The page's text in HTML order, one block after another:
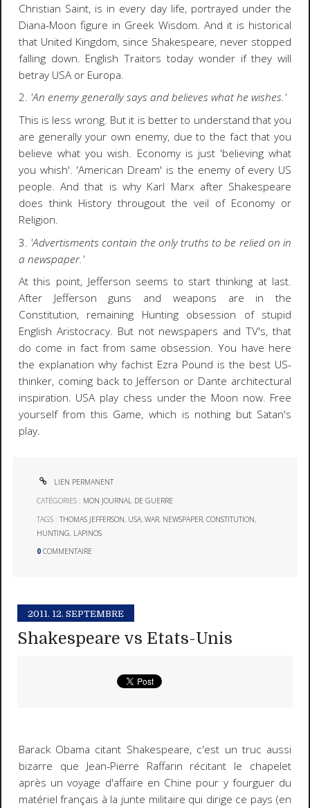
Christian Saint, is in every day life, portrayed under the
Diana-Moon figure in Greek Wisdom. And it is historical
that United Kingdom, since Shakespeare, never stopped
falling down. English Traitors today wonder if they will
betray USA or Europa.
2. 'An enemy generally says and believes what he wishes.'
This is less wrong. But it is better to understand that you
are generally your own enemy, due to the fact that you
believe what you wish. Economy is just 'believing what
you whish'. 'American Dream' is the enemy of every US
people. And that is why Karl Marx after Shakespeare
does think History througout the veil of Economy or
Religion.
3. 'Advertisments contain the only truths to be relied on in
a newspaper.'
At this point, Jefferson seems to start thinking at last.
After Jefferson guns and weapons are in the
Constitution, remaining Hunting obsession of stupid
English Aristocracy. But not newspapers and TV's, that
do come in fact from same obsession. You have here
the explanation why fachist Ezra Pound is the best US-
thinker, coming back to Jefferson or Dante architectural
inspiration. USA play chess under the Moon now. Free
yourself from this Game, which is nothing but Satan's
play.
LIEN PERMANENT
CATÉGORIES : MON JOURNAL DE GUERRE
TAGS :THOMAS JEFFERSON, USA,WAR, NEWSPAPER,CONSTITUTION,
HUNTING, LAPINOS
0 COMMENTAIRE
2011. 12. SEPTEMBRE
Shakespeare vs Etats-Unis
Barack Obama citant Shakespeare, c'est un truc aussi
bizarre que Jean-Pierre Raffarin récitant le chapelet
après un voyage d'affaire en Chine pour y fourguer du
matériel français à la junte militaire qui dirige ce pays (en